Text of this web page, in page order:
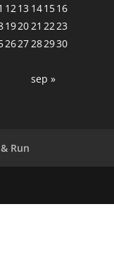
12 13 141516
1920 21 22 23
2627 282930
sep »
Run